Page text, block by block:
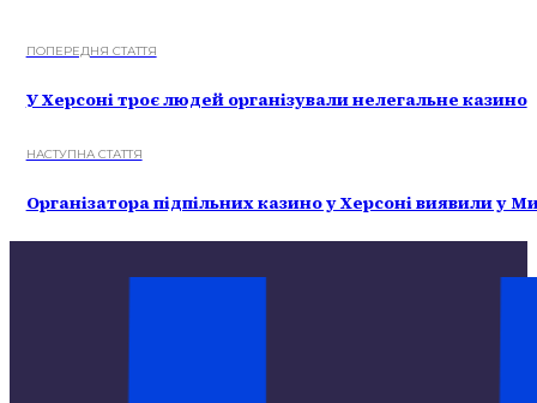
ПОПЕРЕДНЯ СТАТТЯ
У Херсоні троє людей організували нелегальне казино
НАСТУПНА СТАТТЯ
Організатора підпільних казино у Херсоні виявили у